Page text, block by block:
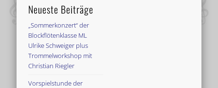
Neueste Beiträge
„Sommerkonzert“ der
Blockflötenklasse ML
Ulrike Schweiger plus
Trommelworkshop mit
Christian Riegler
Vorspielstunde der